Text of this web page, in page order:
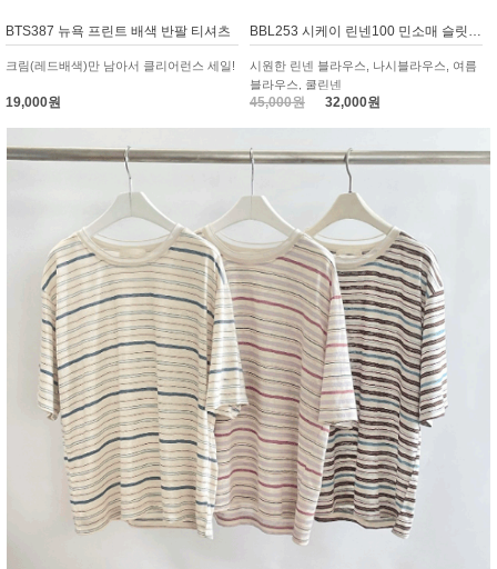
BTS387 뉴욕 프린트 배색 반팔 티셔츠
크림(레드배색)만 남아서 클리어런스 세일!
19,000원
BBL253 시케이 린넨100 민소매 슬릿 블라우스
시원한 린넨 블라우스, 나시블라우스, 여름
블라우스, 쿨린넨
45,000원32,000원